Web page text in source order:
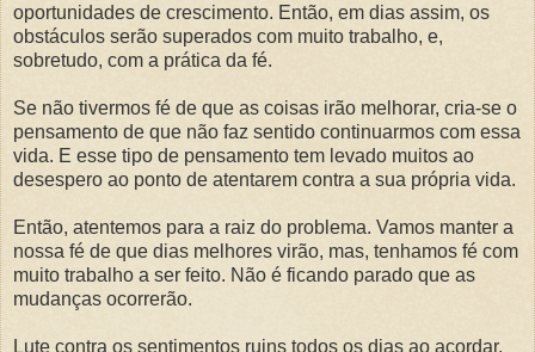
oportunidades de crescimento. Então, em dias assim, os
obstáculos serão superados com muito trabalho, e,
sobretudo, com a prática da fé.
Se não tivermos fé de que as coisas irão melhorar, cria-se o
pensamento de que não faz sentido continuarmos com essa
vida. E esse tipo de pensamento tem levado muitos ao
desespero ao ponto de atentarem contra a sua própria vida.
Então, atentemos para a raiz do problema. Vamos manter a
nossa fé de que dias melhores virão, mas, tenhamos fé com
muito trabalho a ser feito. Não é ficando parado que as
mudanças ocorrerão.
Lute contra os sentimentos ruins todos os dias ao acordar.